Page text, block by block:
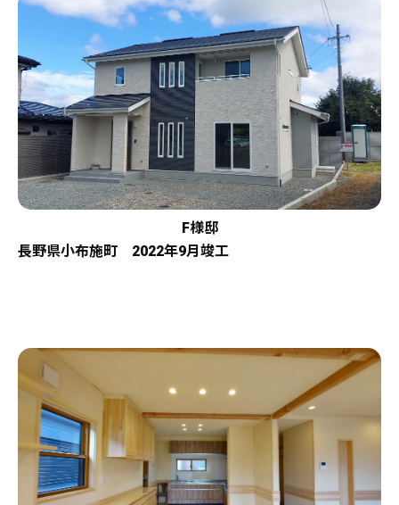
F様邸
長野県小布施町 2022年9月竣工